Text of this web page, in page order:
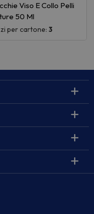
Viso E Collo Pelli
50 Ml
per cartone:3